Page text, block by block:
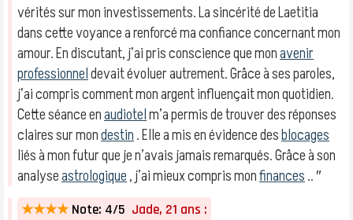
vérités sur mon investissements. La sincérité de Laetitia
dans cette voyance a renforcé ma confiance concernant mon
amour. En discutant, j’ai pris conscience que monavenir
professionneldevait évoluer autrement. Grâce à ses paroles,
j’ai compris comment mon argent influençait mon quotidien.
Cette séance enaudiotelm’a permis de trouver des réponses
claires sur mondestin. Elle a mis en évidence desblocages
liés à mon futur que je n’avais jamais remarqués. Grâce à son
analyseastrologique, j’ai mieux compris monfinances.. ″
★★★★ Note: 4/5 Jade, 21 ans :